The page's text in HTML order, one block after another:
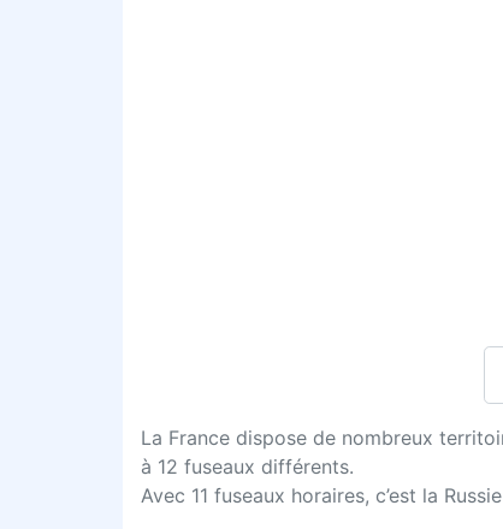
La France dispose de nombreux
à 12 fuseaux différents.
Avec 11 fuseaux horaires, c’est la